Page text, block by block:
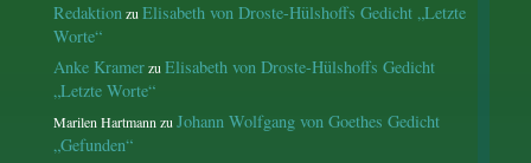
RedaktionzuElisabeth von Droste-Hülshoffs Gedicht „Letzte
Worte“
Anke KramerzuElisabeth von Droste-Hülshoffs Gedicht
„Letzte Worte“
Marilen HartmannzuJohann Wolfgang von Goethes Gedicht
„Gefunden“